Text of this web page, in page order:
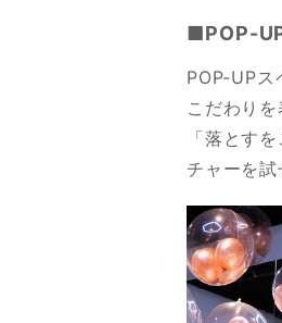
■POP-
POP-UPス
こだわり
「落とす
チャーを